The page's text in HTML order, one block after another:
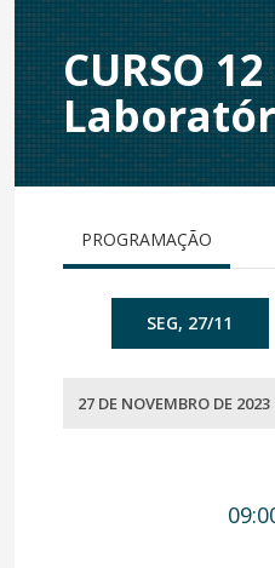
CURSO
PROGRAMAÇÃO
SEG, 27/11
27 DE NOVEMBRO DE